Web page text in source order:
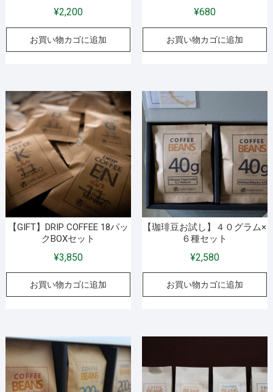
り
す。
ョ
ン
商
品
ペ
ジ
か
択
す
¥2,200
お買い物カゴに追加
¥680
お買い物カゴに追加
【GIFT】DRIP COFFEE 18パッ
クBOXセット
¥3,850
お買い物カゴに追加
【珈琲豆お試し】４０グラム×
６種セット
¥2,580
お買い物カゴに追加